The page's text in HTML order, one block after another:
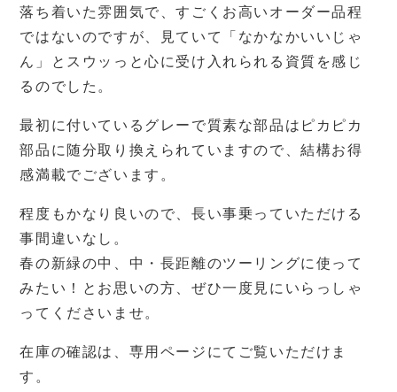
落ち着いた雰囲気で、すごくお高いオーダー品程
ではないのですが、見ていて「なかなかいいじゃ
ん」とスウッっと心に受け入れられる資質を感じ
るのでした。
最初に付いているグレーで質素な部品はピカピカ
部品に随分取り換えられていますので、結構お得
感満載でございます。
程度もかなり良いので、長い事乗っていただける
事間違いなし。
春の新緑の中、中・長距離のツーリングに使って
みたい！とお思いの方、ぜひ一度見にいらっしゃ
ってくださいませ。
在庫の確認は、専用ページにてご覧いただけま
す。